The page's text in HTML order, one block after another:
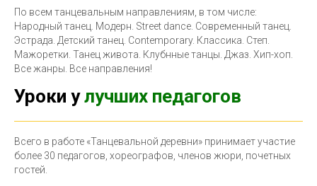
По всем танцевальным направлениям, в том числе:
Народный танец. Модерн. Street dance. Современный танец.
Эстрада. Детский танец. Contemporary. Классика. Степ.
Мажоретки. Танец живота. Клубнные танцы. Джаз. Хип-хоп.
Все жанры. Все направления!
Уроки улучших педагогов
Всего в работе «Танцевальной деревни» принимает участие
более 30 педагогов, хореографов, членов жюри, почетных
гостей.